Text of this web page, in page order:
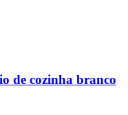
de cozinha branco